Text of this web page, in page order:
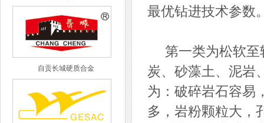
自贡长城硬质合金
最优钻进技术参数
第一类为松软至
炭、砂藻土、泥岩
为：破碎岩石容易
多，岩粉颗粒大，